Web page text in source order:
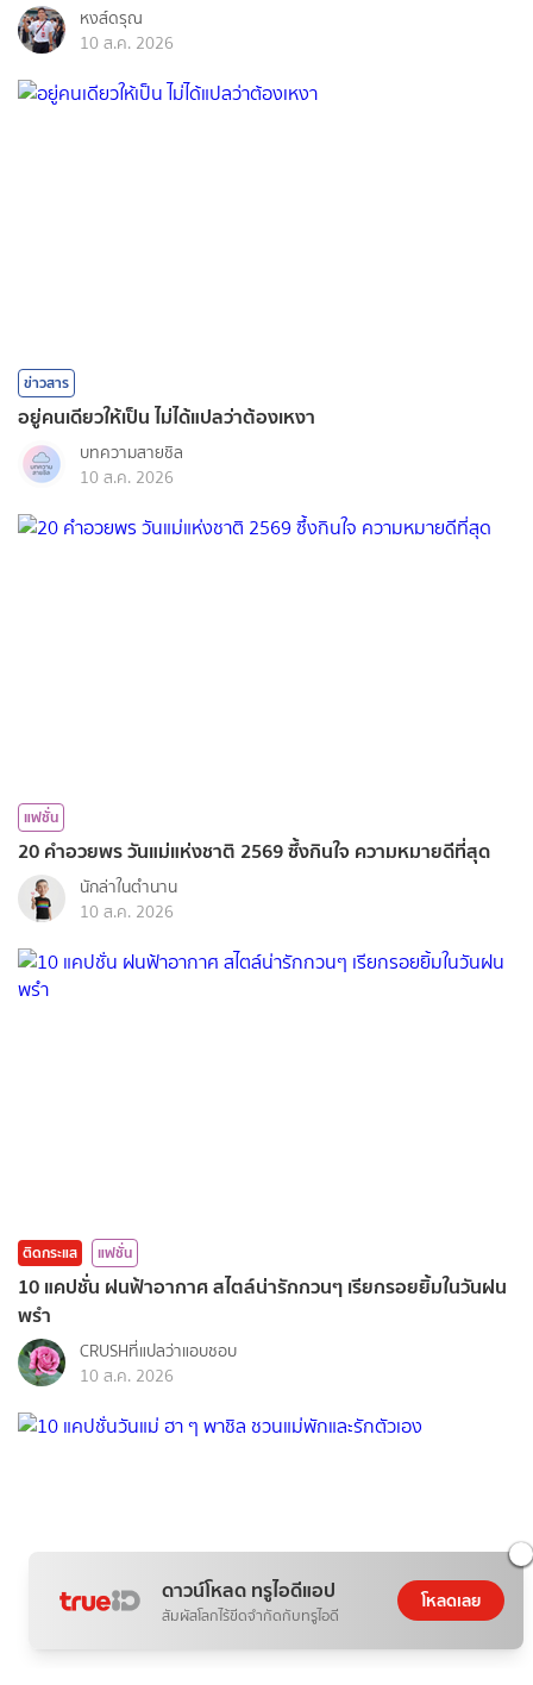
หงส์ดรุณ
10 ส.ค. 2026
ข่าวสาร
อยู่คนเดียวให้เป็น ไม่ได้แปลว่าต้องเหงา
บทความสายชิล
10 ส.ค. 2026
แฟชั่น
20 คำอวยพร วันแม่แห่งชาติ 2569 ซึ้งกินใจ ความหมายดีที่สุด
นักล่าในตำนาน
10 ส.ค. 2026
ติดกระแส แฟชั่น
10 แคปชั่น ฝนฟ้าอากาศ สไตล์น่ารักกวนๆ เรียกรอยยิ้มในวันฝน
พรำ
CRUSHที่แปลว่าแอบชอบ
10 ส.ค. 2026
ดาวน์โหลด ทรูไอดีแอป
สัมผัสโลกไร้ขีดจำกัดกับทรูไอดี
โหลดเลย